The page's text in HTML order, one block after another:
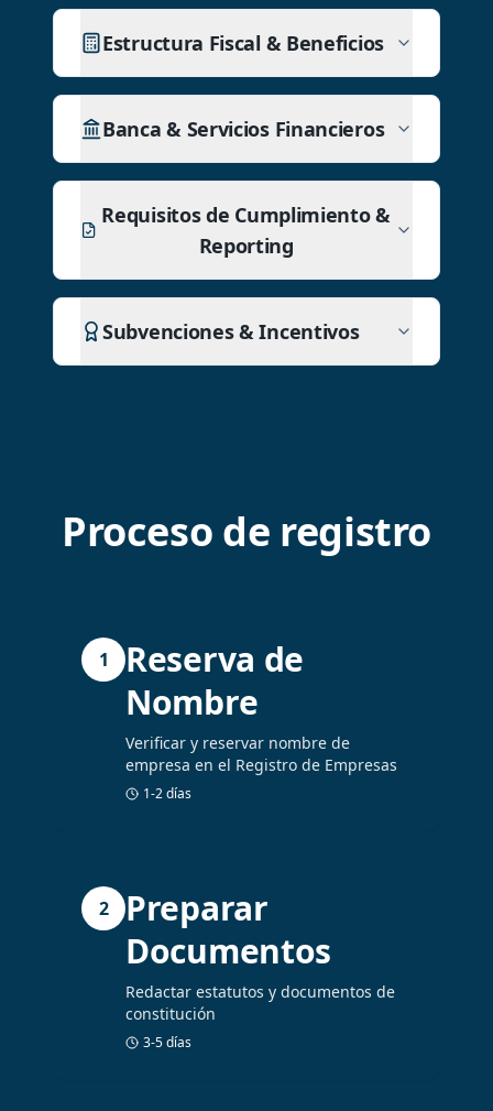
Estructura Fiscal & Beneficios
Banca & Servicios Financieros
Requisitos de Cumplimiento &
Reporting
Subvenciones & Incentivos
Proceso de registro
1
Reserva de
Nombre
Verificar y reservar nombre de
empresa en el Registro de Empresas
1-2 días
2
Preparar
Documentos
Redactar estatutos y documentos de
constitución
3-5 días